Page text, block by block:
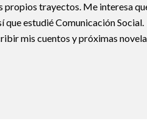
propios trayectos. Me interesa
que estudié Comunicación Social.
mis cuentos y próximas